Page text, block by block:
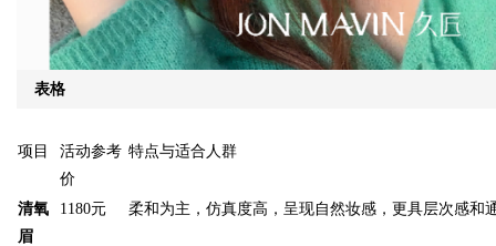
表格
项目
活动参考
价
特点与适合人群
清氧
眉
1180元 柔和为主，仿真度高，呈现自然妆感，更具层次感